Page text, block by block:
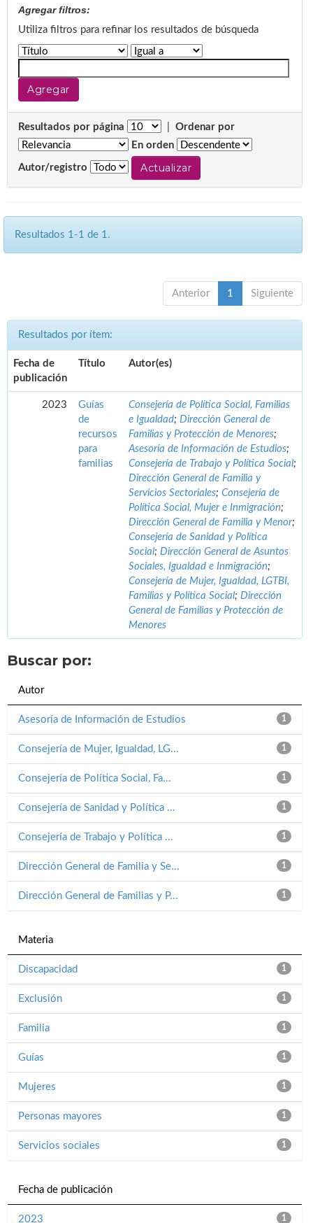
Agregar filtros:
Utiliza filtros para refinar los resultados de búsqueda
Resultados por página
Ordenar por
En orden
Autor/registro
Resultados 1-1 de 1.
Anterior 1 Siguiente
Resultados por ítem:
Fecha de
publicación
Título Autor(es)
2023
Guías
de
recursos
para
familias
Consejería de Política Social, Familias
e Igualdad; Dirección General de
Familias y Protección de Menores;
Asesoría de Información de Estudios;
Consejería de Trabajo y Política Social;
Dirección General de Familia y
Servicios Sectoriales; Consejería de
Política Social, Mujer e Inmigración;
Dirección General de Familia y Menor;
Consejería de Sanidad y Política
Social; Dirección General de Asuntos
Sociales, Igualdad e Inmigración;
Consejería de Mujer, Igualdad, LGTBI,
Familias y Política Social; Dirección
General de Familias y Protección de
Menores
Buscar por:
Autor
1
Asesoría de Información de Estudios
1
Consejería de Mujer, Igualdad, LG...
1
Consejería de Política Social, Fa...
1
Consejería de Sanidad y Política ...
1
Consejería de Trabajo y Política ...
1
Dirección General de Familia y Se...
1
Dirección General de Familias y P...
Materia
1
Discapacidad
1
Exclusión
1
Familia
1
Guías
1
Mujeres
1
Personas mayores
1
Servicios sociales
Fecha de publicación
1
2023